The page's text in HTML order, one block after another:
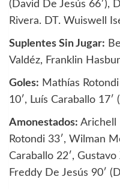
(David De Jesús 66′),
Rivera. DT. Wuiswell
Suplentes Sin Jugar:
Valdéz, Franklin
Goles: Mathías
10′, Luís Caraballo 17′
Amonestados: Arichell
Rotondi 33′, Wilman
Caraballo 22′,
Freddy De Jesús 90′